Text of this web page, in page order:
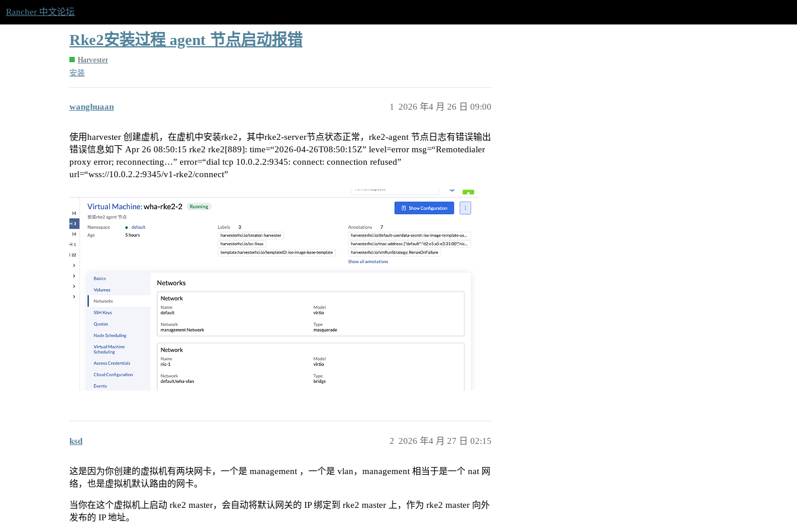
Rancher 中文论坛
Rke2安装过程 agent 节点启动报错
Harvester
安装
wanghuaan 2026 年4 月 26 日 09:00
1
使用harvester 创建虚机，在虚机中安装rke2，其中rke2-server节点状态正常，rke2-agent 节点日志有错误输出
错误信息如下 Apr 26 08:50:15 rke2 rke2[889]: time=“2026-04-26T08:50:15Z” level=error msg=“Remotedialer
proxy error; reconnecting…” error=“dial tcp 10.0.2.2:9345: connect: connection refused”
url=“wss://10.0.2.2:9345/v1-rke2/connect”
ksd 2026 年4 月 27 日 02:15
2
这是因为你创建的虚拟机有两块网卡，一个是 management ，一个是 vlan，management 相当于是一个 nat 网
络，也是虚拟机默认路由的网卡。
当你在这个虚拟机上启动 rke2 master，会自动将默认网关的 IP 绑定到 rke2 master 上，作为 rke2 master 向外
发布的 IP 地址。